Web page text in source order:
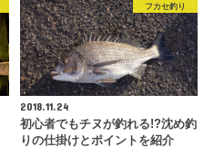
フカセ釣り
2018.11.24
初心者でもチヌが釣れる!?沈め釣
りの仕掛けとポイントを紹介